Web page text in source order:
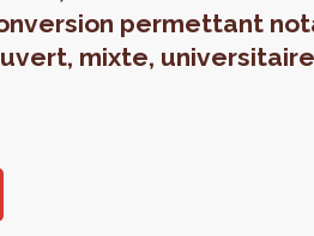
permettant
mixte,